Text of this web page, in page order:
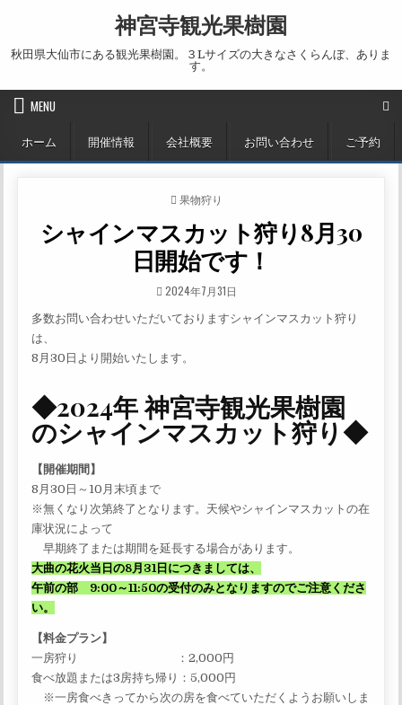
神宮寺観光果樹園
秋田県大仙市にある観光果樹園。３Lサイズの大きなさくらんぼ、ありま
す。
MENU
ホーム
開催情報 会社概要 お問い合わせ ご予約
POSTED IN
果物狩り
シャインマスカット狩り8月30
日開始です！
PUBLISHED DATE:
2024年7月31日
多数お問い合わせいただいておりますシャインマスカット狩り
は、
8月30日より開始いたします。
◆2024年 神宮寺観光果樹園
のシャインマスカット狩り◆
【開催期間】
8月30日～10月末頃まで
※無くなり次第終了となります。天候やシャインマスカットの在
庫状況によって
早期終了または期間を延長する場合があります。
大曲の花火当日の8月31日につきましては、
午前の部 9:00～11:50の受付のみとなりますのでご注意くださ
い。
【料金プラン】
一房狩り ：2,000円
食べ放題または3房持ち帰り：5,000円
※一房食べきってから次の房を食べていただくようお願いしま